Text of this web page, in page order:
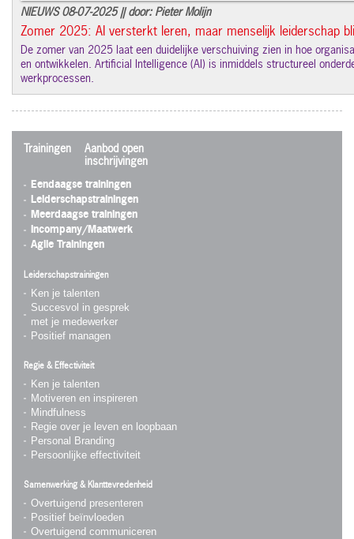
NIEUWS 08-07-2025 || door: Pieter Molijn
Zomer 2025: AI versterkt leren, maar menselijk leiderschap
De zomer van 2025 laat een duidelijke verschuiving zien in hoe
en ontwikkelen. Artificial Intelligence (AI) is inmiddels structureel
werkprocessen.
Trainingen
Aanbod open
inschrijvingen
Eendaagse trainingen
Leiderschapstrainingen
Meerdaagse trainingen
Incompany/Maatwerk
Agile Trainingen
Leiderschapstrainingen
Ken je talenten
Succesvol in gesprek
met je medewerker
Positief managen
Regie & Effectiviteit
Ken je talenten
Motiveren en inspireren
Mindfulness
Regie over je leven en loopbaan
Personal Branding
Persoonlijke effectiviteit
Samenwerking & Klanttevredenheid
Overtuigend presenteren
Positief beïnvloeden
Overtuigend communiceren